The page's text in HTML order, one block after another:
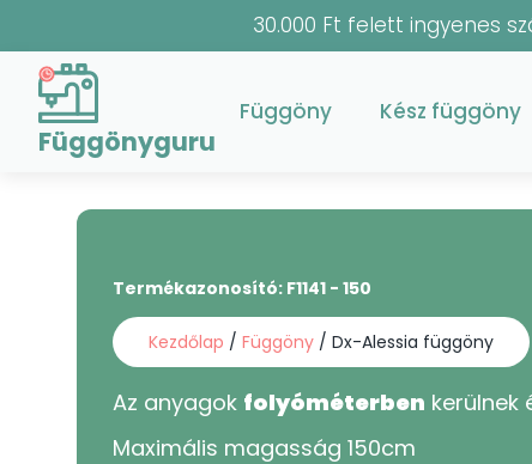
30.000 Ft felett ingyenes
Függönyguru
Függöny Kész függöny
Termékazonosító: F1141 - 150
Kezdőlap / Függöny / Dx-Alessia függöny
Az anyagok folyóméterben kerülnek
Maximális magasság 150cm